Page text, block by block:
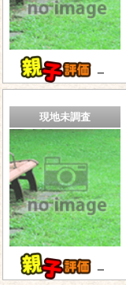
－
現地未調査
－